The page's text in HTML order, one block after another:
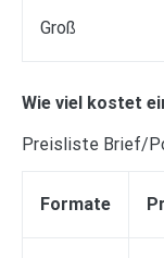
Groß
Wie viel kostet
Preisliste Brief/
Formate